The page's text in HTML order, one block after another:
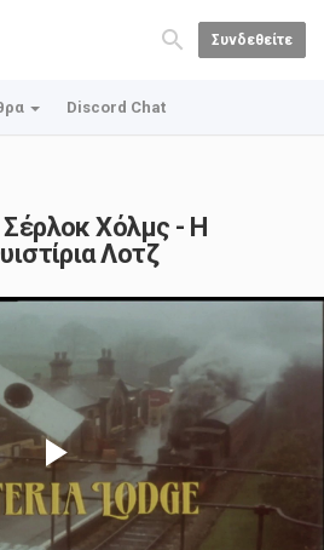
Συνδεθείτε
Discord Chat
Χόλμς - Η
Λοτζ
Play